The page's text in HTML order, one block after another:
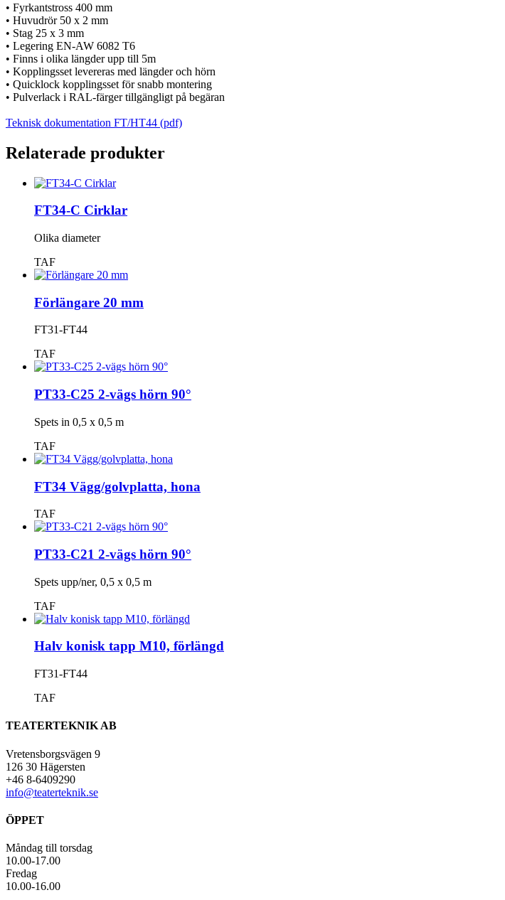
• Fyrkantstross 400 mm
• Huvudrör 50 x 2 mm
• Stag 25 x 3 mm
• Legering EN-AW 6082 T6
• Finns i olika längder upp till 5m
• Kopplingsset levereras med längder och hörn
• Quicklock kopplingsset för snabb montering
• Pulverlack i RAL-färger tillgängligt på begäran
Teknisk dokumentation FT/HT44 (pdf)
Relaterade produkter
FT34-C Cirklar
Olika diameter
TAF
Förlängare 20 mm
FT31-FT44
TAF
PT33-C25 2-vägs hörn 90°
Spets in 0,5 x 0,5 m
TAF
FT34 Vägg/golvplatta, hona
TAF
PT33-C21 2-vägs hörn 90°
Spets upp/ner, 0,5 x 0,5 m
TAF
Halv konisk tapp M10, förlängd
FT31-FT44
TAF
TEATERTEKNIK AB
Vretensborgsvägen 9
126 30 Hägersten
+46 8-6409290
info@teaterteknik.se
ÖPPET
Måndag till torsdag
10.00-17.00
Fredag
10.00-16.00